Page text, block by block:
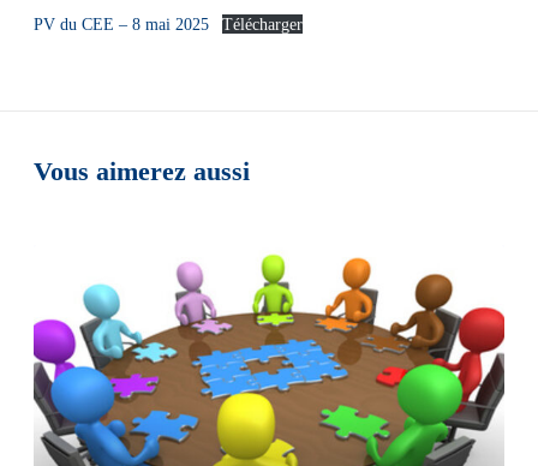
PV du CEE – 8 mai 2025 Télécharger
Vous aimerez aussi